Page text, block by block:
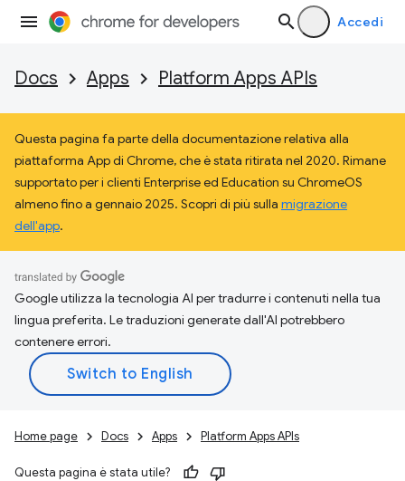
Accedi
Docs Apps Platform Apps APIs
Questa pagina fa parte della documentazione relativa alla
piattaforma App di Chrome, che è stata ritirata nel 2020. Rimane
supportato per i clienti Enterprise ed Education su ChromeOS
almeno fino a gennaio 2025. Scopri di più sulla migrazione
dell'app.
Google utilizza la tecnologia AI per tradurre i contenuti nella tua
lingua preferita. Le traduzioni generate dall'AI potrebbero
contenere errori.
Home page Docs Apps Platform Apps APIs
Questa pagina è stata utile?